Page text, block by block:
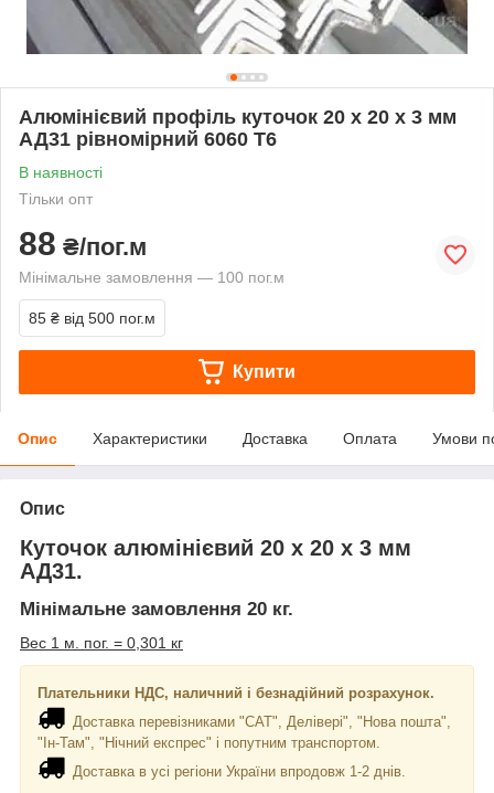
Алюмінієвий профіль куточок 20 х 20 х 3 мм
АД31 рівномірний 6060 Т6
В наявності
Тільки опт
88 ₴/пог.м
Мінімальне замовлення — 100 пог.м
85 ₴ від 500 пог.м
Купити
Опис Характеристики Доставка Оплата Умови
Опис
Куточок алюмінієвий 20 х 20 х 3 мм
АД31.
Мінімальне замовлення 20 кг.
Вес 1 м. пог. = 0,301 кг
Плательники НДС, наличний і безнадійний розрахунок.
Доставка перевізниками "САТ", Делівері", "Нова пошта",
"Ін-Там", "Нічний експрес" і попутним транспортом.
Доставка в усі регіони України впродовж 1-2 днів.